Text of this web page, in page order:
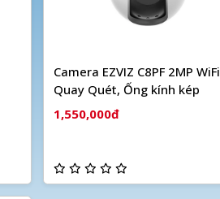
Camera EZVIZ C8PF 2MP WiFi
Quay Quét, Ống kính kép
1,550,000đ